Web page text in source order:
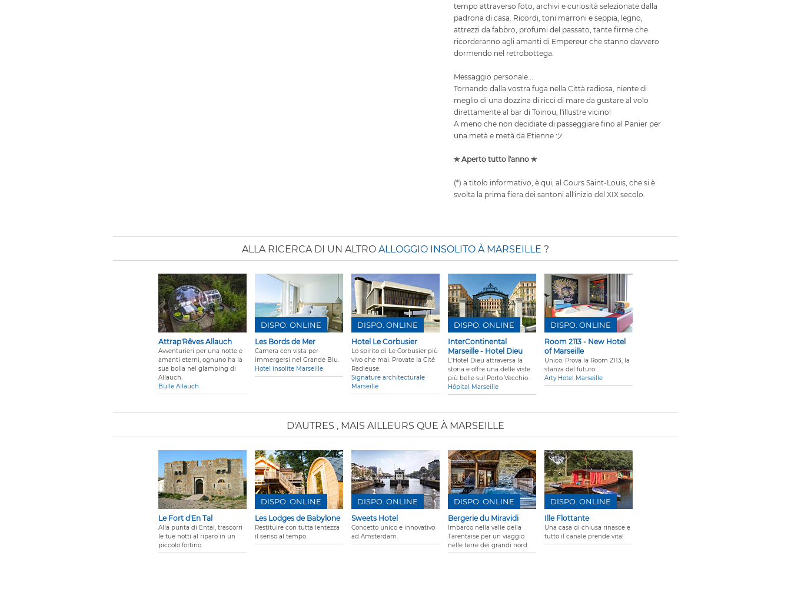
tempo attraverso foto, archivi e curiosità selezionate dalla
padrona di casa. Ricordi, toni marroni e seppia, legno,
attrezzi da fabbro, profumi del passato, tante firme che
ricorderanno agli amanti di Empereur che stanno davvero
dormendo nel retrobottega.
Messaggio personale...
Tornando dalla vostra fuga nella Città radiosa, niente di
meglio di una dozzina di ricci di mare da gustare al volo
direttamente al bar di Toinou, l'illustre vicino!
A meno che non decidiate di passeggiare fino al Panier per
una metà e metà da Etienne ツ
✯ Aperto tutto l'anno ✯
(*) a titolo informativo, è qui, al Cours Saint-Louis, che si è
svolta la prima fiera dei santoni all'inizio del XIX secolo.
ALLA RICERCA DI UN ALTRO ALLOGGIO INSOLITO À MARSEILLE ?
Attrap'Rêves Allauch
Avventurieri per una notte e
amanti eterni, ognuno ha la
sua bolla nel glamping di
Allauch.
Bulle Allauch
Les Bords de Mer
Camera con vista per
immergersi nel Grande Blu.
Hotel insolite Marseille
DISPO. ONLINE
Hotel Le Corbusier
Lo spirito di Le Corbusier più
vivo che mai. Provate la Cité
Radieuse.
Signature architecturale
Marseille
DISPO. ONLINE
InterContinental
Marseille - Hotel Dieu
L'Hotel Dieu attraversa la
storia e offre una delle viste
più belle sul Porto Vecchio.
Hôpital Marseille
DISPO. ONLINE
Room 2113 - New Hotel
of Marseille
Unico: Prova la Room 2113, la
stanza del futuro.
Arty Hotel Marseille
DISPO. ONLINE
D'AUTRES , MAIS AILLEURS QUE À MARSEILLE
Le Fort d'En Tal
Alla punta di Ental, trascorri
le tue notti al riparo in un
piccolo fortino.
Les Lodges de Babylone
Restituire con tutta lentezza
il senso al tempo.
DISPO. ONLINE
Sweets Hotel
Concetto unico e innovativo
ad Amsterdam.
DISPO. ONLINE
Bergerie du Miravidi
Imbarco nella valle della
Tarentaise per un viaggio
nelle terre dei grandi nord.
DISPO. ONLINE
Ille Flottante
Una casa di chiusa rinasce e
tutto il canale prende vita!
DISPO. ONLINE